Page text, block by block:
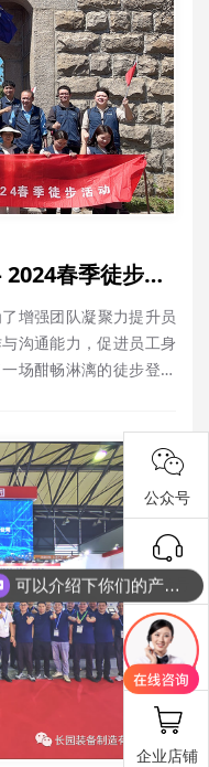
聚力同行 攀登新高度 —— 2024春季徒步活动
增强团队凝聚力提升员
沟通能力，促进员工身
场酣畅淋漓的徒步登山
随着和煦的晨光……
公众号
抖音号
报修工单
企业店铺
可以介绍下你们的产品么